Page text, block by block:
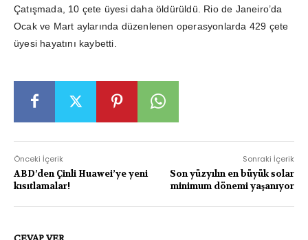
Çatışmada, 10 çete üyesi daha öldürüldü. Rio de Janeiro’da
Ocak ve Mart aylarında düzenlenen operasyonlarda 429 çete
üyesi hayatını kaybetti.
Önceki İçerik
ABD’den Çinli Huawei’ye yeni
kısıtlamalar!
Sonraki İçerik
Son yüzyılın en büyük solar
minimum dönemi yaşanıyor
CEVAP VER